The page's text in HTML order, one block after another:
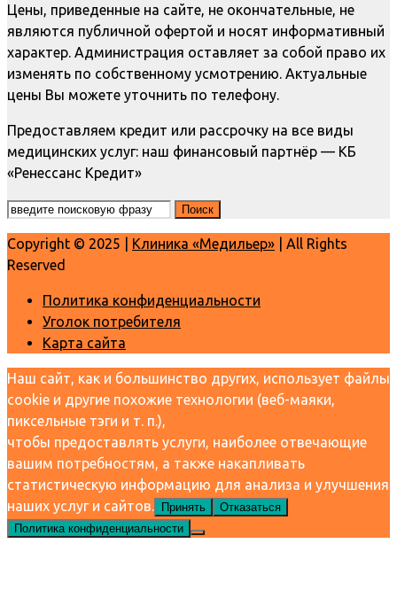
Цены, приведенные на сайте, не окончательные, не
являются публичной офертой и носят информативный
характер. Администрация оставляет за собой право их
изменять по собственному усмотрению. Актуальные
цены Вы можете уточнить по телефону.
Предоставляем кредит или рассрочку на все виды
медицинских услуг: наш финансовый партнёр — КБ
«Ренессанс Кредит»
Copyright © 2025 | Клиника «Медильер» | All Rights
Reserved
Политика конфиденциальности
Уголок потребителя
Карта сайта
Наш сайт, как и большинство других, использует файлы
cookie и другие похожие технологии (веб-маяки,
пиксельные тэги и т. п.),
чтобы предоставлять услуги, наиболее отвечающие
вашим потребностям, а также накапливать
статистическую информацию для анализа и улучшения
наших услуг и сайтов.
Принять
Отказаться
Политика конфиденциальности